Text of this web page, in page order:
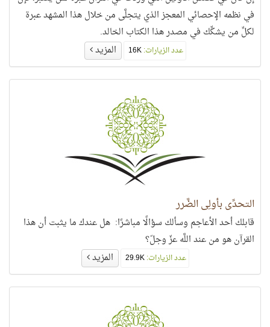
في نظمه الإحصائي المعجز الذي يتجلَّى من خلال هذا المشهد عبرة
لكلِّ من يشكِّك في مصدر هذا الكتاب الخالد.
عدد الزيارات:16K المزيد
التحدِّي بأُولِي الضَّرر
قابلك أحد الأعاجم وسألك سؤالًا مباشرًا: هل عندك ما يثبت أن هذا
القرآن هو من عند اللَّه عزّ وجلّ؟
عدد الزيارات:29.9K المزيد